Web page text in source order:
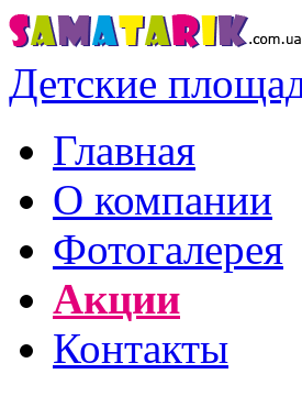
Детские
Главная
О компании
Фотогалерея
Акции
Контакты